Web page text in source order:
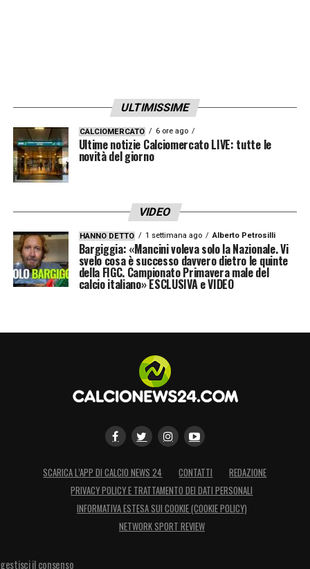
ULTIMISSIME
CALCIOMERCATO 6 ore ago
Ultime notizie Calciomercato LIVE: tutte le
novità del giorno
VIDEO
HANNO DETTO 1 settimana ago Alberto Petrosilli
Bargiggia: «Mancini voleva solo la Nazionale. Vi
svelo cosa è successo davvero dietro le quinte
della FIGC. Campionato Primavera male del
calcio italiano» ESCLUSIVA e VIDEO
SCARICA L’APP DI CALCIO NEWS 24 CONTATTI
REDAZIONE
PRIVACY POLICY E TRATTAMENTO DEI DATI PERSONALI
INFORMATIVA ESTESA SUI COOKIE (COOKIE POLICY)
NETWORK SPORT REVIEW
gestisci il consenso